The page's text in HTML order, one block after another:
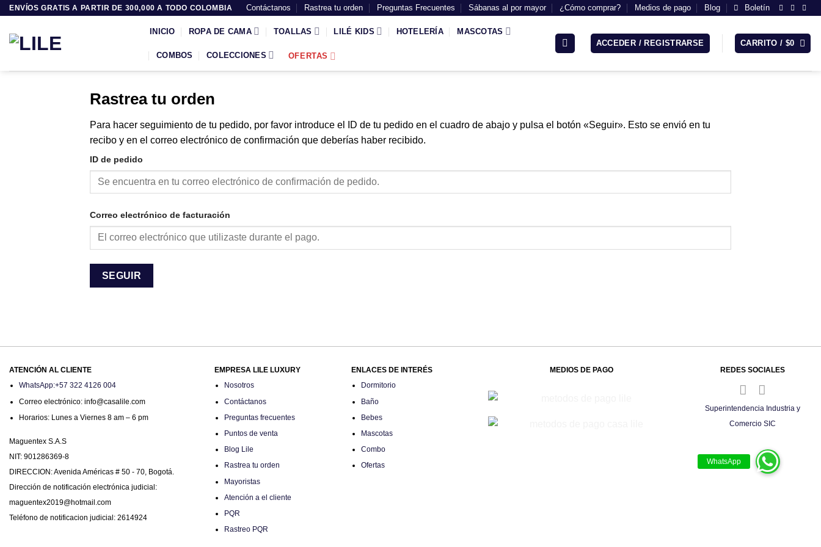
Saltar
contenido
ENVÍOS GRATIS A PARTIR DE 300,000 A TODO COLOMBIA Contáctanos Rastrea tu orden Preguntas Frecuentes Sábanas al por mayor ¿Cómo comprar? Medios de pago Blog Boletín
INICIO ROPA DE CAMA TOALLAS LILÉ KIDS HOTELERÍA MASCOTAS
COMBOS COLECCIONES OFERTAS
ACCEDER / REGISTRARSE CARRITO / $0
Rastrea tu orden
Para hacer seguimiento de tu pedido, por favor introduce el ID de tu pedido en el cuadro de abajo y pulsa el botón «Seguir». Esto se envió en tu
recibo y en el correo electrónico de confirmación que deberías haber recibido.
ID de pedido
Correo electrónico de facturación
SEGUIR
ATENCIÓN AL CLIENTE
WhatsApp:+57 322 4126 004
Correo electrónico: info@casalile.com
Horarios: Lunes a Viernes 8 am – 6 pm
Maguentex S.A.S
NIT: 901286369-8
DIRECCION: Avenida Américas # 50 - 70, Bogotá.
Dirección de notificación electrónica judicial:
maguentex2019@hotmail.com
Teléfono de notificacion judicial: 2614924
EMPRESA LILE LUXURY
Nosotros
Contáctanos
Preguntas frecuentes
Puntos de venta
Blog Lile
Rastrea tu orden
Mayoristas
Atención a el cliente
PQR
Rastreo PQR
ENLACES DE INTERÉS
Dormitorio
Baño
Bebes
Mascotas
Combo
Ofertas
MEDIOS DE PAGO REDES SOCIALES
Superintendencia Industria y
Comercio SIC